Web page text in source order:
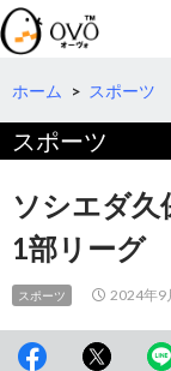
検
索
コ
テ
へ
ホーム > スポーツ
スポーツ
ソシエダ久
1部リーグ
スポーツ 2024年9